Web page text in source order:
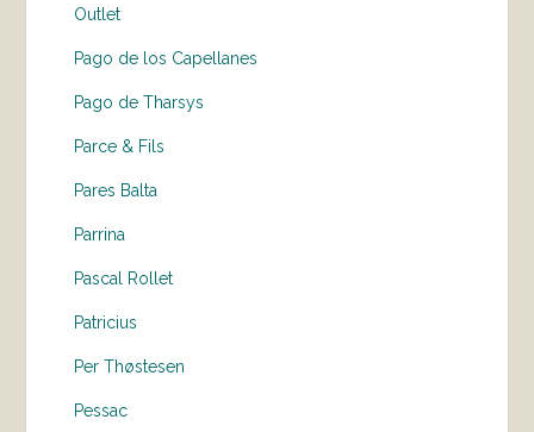
Outlet
Pago de los Capellanes
Pago de Tharsys
Parce & Fils
Pares Balta
Parrina
Pascal Rollet
Patricius
Per Thøstesen
Pessac